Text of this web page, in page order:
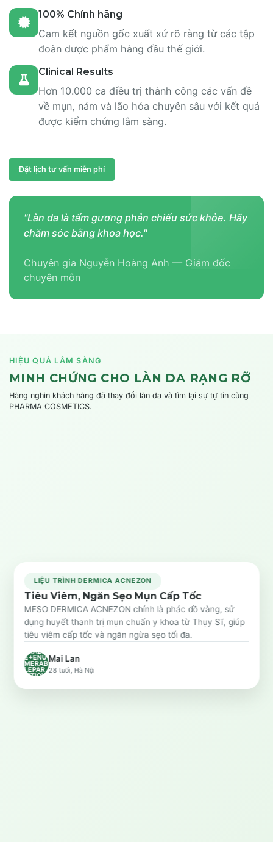
"Làn da là tấm gương phản chiếu sức khỏe. Hãy
chăm sóc bằng khoa học."
Chuyên gia Nguyễn Hoàng Anh — Giám đốc
chuyên môn
100% Chính hãng
Cam kết nguồn gốc xuất xứ rõ ràng từ các tập
đoàn dược phẩm hàng đầu thế giới.
Clinical Results
Hơn 10.000 ca điều trị thành công các vấn đề
về mụn, nám và lão hóa chuyên sâu với kết quả
được kiểm chứng lâm sàng.
Đặt lịch tư vấn miễn phí
HIỆU QUẢ LÂM SÀNG
MINH CHỨNG CHO LÀN DA RẠNG RỠ
Hàng nghìn khách hàng đã thay đổi làn da và tìm lại sự tự tin cùng
PHARMA COSMETICS.
LIỆU TRÌNH DERMICA ACNEZON
Tiêu Viêm, Ngăn Sẹo Mụn Cấp Tốc
MESO DERMICA ACNEZON chính là phác đồ vàng, sử
dụng huyết thanh trị mụn chuẩn y khoa từ Thụy Sĩ, giúp
tiêu viêm cấp tốc và ngăn ngừa sẹo tối đa.
SYSTE
M.LINQ
ERABL
E+ENU
MERAB
LEPAR
TITION
TEM.O
Mai Lan
28 tuổi, Hà Nội